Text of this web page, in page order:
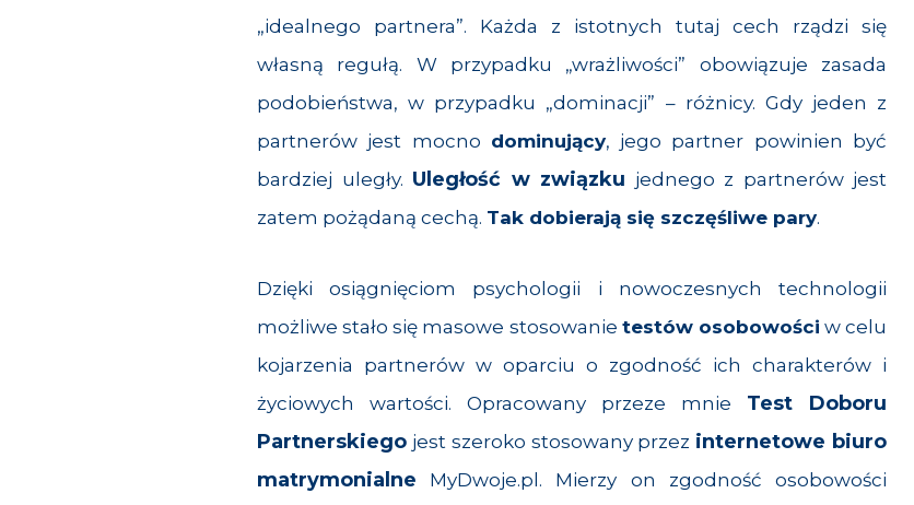
„idealnego partnera”. Każda z istotnych tutaj cech rządzi się
własną regułą. W przypadku „wrażliwości” obowiązuje zasada
podobieństwa, w przypadku „dominacji” – różnicy. Gdy jeden z
partnerów jest mocno dominujący, jego partner powinien być
bardziej uległy. Uległość w związku jednego z partnerów jest
zatem pożądaną cechą. Tak dobierają się szczęśliwe pary.
Dzięki osiągnięciom psychologii i nowoczesnych technologii
możliwe stało się masowe stosowanie testów osobowości w celu
kojarzenia partnerów w oparciu o zgodność ich charakterów i
życiowych wartości. Opracowany przeze mnie Test Doboru
Partnerskiego jest szeroko stosowany przez internetowe biuro
matrymonialne MyDwoje.pl. Mierzy on zgodność osobowości